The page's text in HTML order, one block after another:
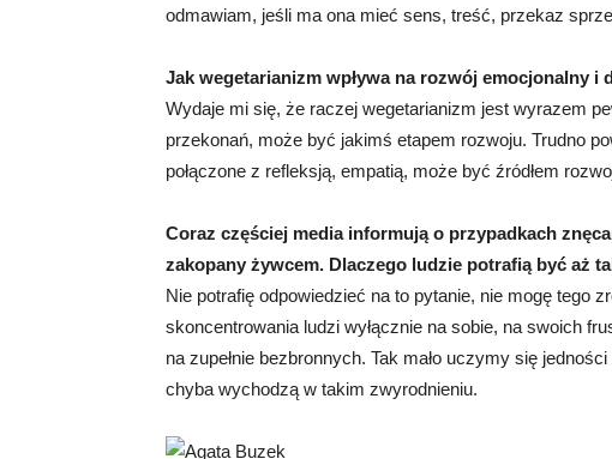
odmawiam, jeśli ma ona mieć sens, treść, przekaz
Jak wegetarianizm wpływa na rozwój emocjonalny i
Wydaje mi się, że raczej wegetarianizm jest wyrazem
przekonań, może być jakimś etapem rozwoju. Trudno
połączone z refleksją, empatią, może być źródłem
Coraz częściej media informują o przypadkach
zakopany żywcem. Dlaczego ludzie potrafią być aż
Nie potrafię odpowiedzieć na to pytanie, nie mogę tego
skoncentrowania ludzi wyłącznie na sobie, na swoich
na zupełnie bezbronnych. Tak mało uczymy się
chyba wychodzą w takim zwyrodnieniu.